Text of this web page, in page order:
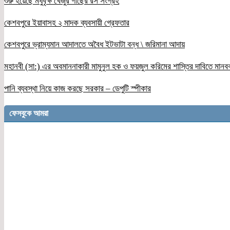
কেশবপুরে ইয়াবাসহ ২ মাদক ব্যবসায়ী গ্রেফতার
কেশবপুরে ভ্রাম্যমান আদালতে অবৈধ ইটভাটা বন্ধ \ জরিমানা আদায়
মহানবী (সা:) এর অবমাননাকারী মামুনুল হক ও ফয়জুল করিমের শাস্তির দাবিতে
পানি ব্যবস্থা নিয়ে কাজ করছে সরকার – ডেপুটি স্পীকার
ফেসবুকে আমরা